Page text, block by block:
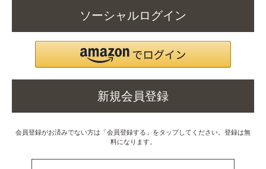
ソーシャルログイン
新規会員登録
会員登録がお済みでない方は「会員登録する」をタップしてください。登録は無
料になります。